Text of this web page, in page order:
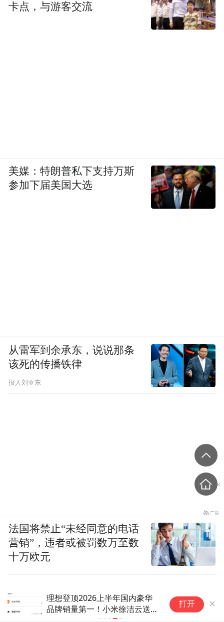
理想登顶2026上半年国内豪华
品牌销量第一！小米徐洁云送上
打开
卡点，与游客交流
美媒：特朗普私下支持万斯
参加下届美国大选
从雷军到余承东，说说那条
该死的传播铁律
报人刘亚东
法国将禁止“未经同意的电话
营销”，违者或被罚数万至数
十万欧元